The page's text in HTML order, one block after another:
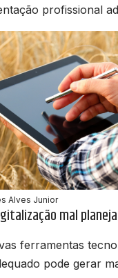
profissional
Alves Junior
mal
ferramentas
pode gerar